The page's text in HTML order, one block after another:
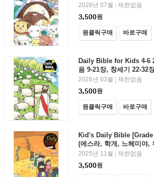
2026년 07월
제한없음
3,500원
원클릭구매 바로구매
Daily Bible for Kids 4-6
음 9-21장, 창세기 22-32
2026년 03월
제한없음
3,500원
원클릭구매 바로구매
Kid's Daily Bible [Grade
(에스라, 학개, 느헤미야,
150편)
2025년 11월
제한없음
3,500원